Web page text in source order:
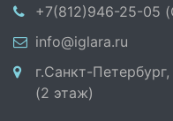
+7(812)946-25-05
info@iglara.ru
г.Санкт-
(2 этаж)